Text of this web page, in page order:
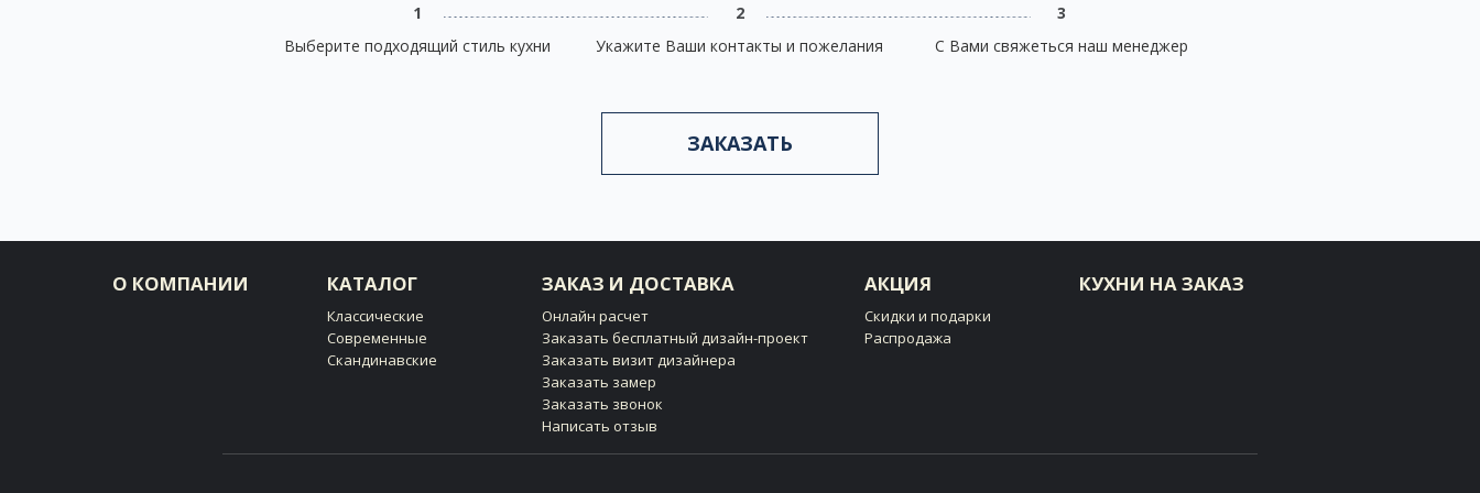
1
Выберите подходящий стиль кухни
2
Укажите Ваши контакты и пожелания
3
С Вами свяжеться наш менеджер
ЗАКАЗАТЬ
О КОМПАНИИ КАТАЛОГ
Классические
Современные
Скандинавские
ЗАКАЗ И ДОСТАВКА
Онлайн расчет
Заказать бесплатный дизайн-проект
Заказать визит дизайнера
Заказать замер
Заказать звонок
Написать отзыв
АКЦИЯ
Скидки и подарки
Распродажа
КУХНИ НА ЗАКАЗ